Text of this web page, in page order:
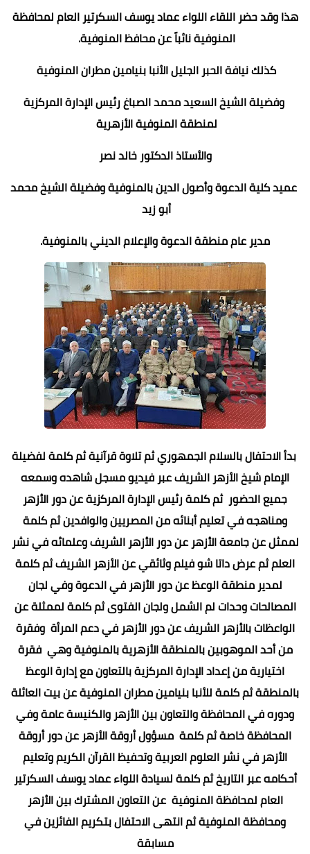
هذا وقد حضر اللقاء اللواء عماد يوسف السكرتير العام لمحافظة
المنوفية نائباً عن محافظ المنوفية.
كذلك نيافة الحبر الجليل الأنبا بنيامين مطران المنوفية
وفضيلة الشيخ السعيد محمد الصباغ رئيس الإدارة المركزية
لمنطقة المنوفية الأزهرية
والأستاذ الدكتور خالد نصر
عميد كلية الدعوة وأصول الدين بالمنوفية وفضيلة الشيخ محمد
أبو زيد
مدير عام منطقة الدعوة والإعلام الديني بالمنوفية.
بدأ الاحتفال بالسلام الجمهوري ثم تلاوة قرآنية ثم كلمة لفضيلة
الإمام شيخ الأزهر الشريف عبر فيديو مسجل شاهده وسمعه
جميع الحضور ثم كلمة رئيس الإدارة المركزية عن دور الأزهر
ومناهجه في تعليم أبنائه من المصريين والوافدين ثم كلمة
لممثل عن جامعة الأزهر عن دور الأزهر الشريف وعلمائه في نشر
العلم ثم عرض داتا شو فيلم وثائقي عن الأزهر الشريف ثم كلمة
لمدير منطقة الوعظ عن دور الأزهر في الدعوة وفي لجان
المصالحات وحدات لم الشمل ولجان الفتوى ثم كلمة لممثلة عن
الواعظات بالأزهر الشريف عن دور الأزهر في دعم المرأة وفقرة
من أحد الموهوبين بالمنطقة الأزهرية بالمنوفية وهي فقرة
اختيارية من إعداد الإدارة المركزية بالتعاون مع إدارة الوعظ
بالمنطقة ثم كلمة للأنبا بنيامين مطران المنوفية عن بيت العائلة
ودوره في المحافظة والتعاون بين الأزهر والكنيسة عامة وفي
المحافظة خاصة ثم كلمة مسؤول أروقة الأزهر عن دور أروقة
الأزهر في نشر العلوم العربية وتحفيظ القرآن الكريم وتعليم
أحكامه عبر التاريخ ثم كلمة لسيادة اللواء عماد يوسف السكرتير
العام لمحافظة المنوفية عن التعاون المشترك بين الأزهر
ومحافظة المنوفية ثم انتهى الاحتفال بتكريم الفائزين في
مسابقة